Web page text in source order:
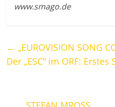
www.smago.de
← „EUROVISION SONG
Der „ESC“ im ORF: